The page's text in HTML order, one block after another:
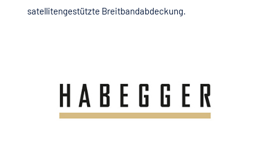
satellitengestützte Breitbandabdeckung.